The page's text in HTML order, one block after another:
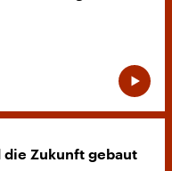
die Zukunft gebaut